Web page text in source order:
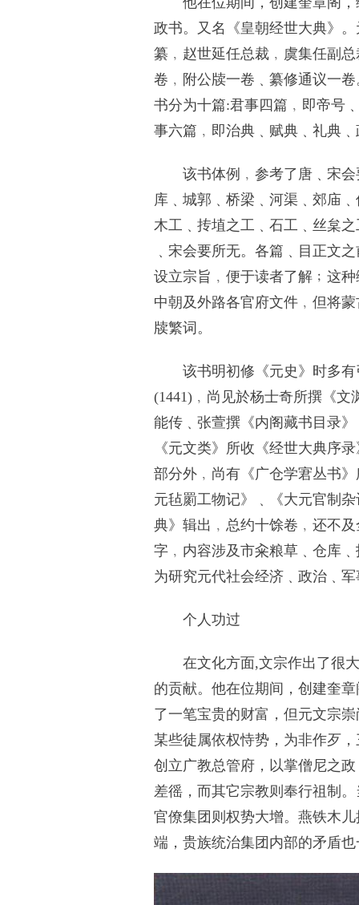
政书。又名《皇朝经世大典》
纂﹐赵世延任总裁﹐虞集任副
卷﹐附公牍一卷﹑纂修通议一
书分为十篇:君事四篇﹐即帝号
事六篇﹐即治典﹑赋典﹑礼典
该书体例﹐参考了唐﹑宋会
库﹑城郭﹑桥梁﹑河渠﹑郊庙
木工﹑抟埴之工﹑石工﹑丝枲
﹑宋会要所无。各篇﹑目正文
设立宗旨﹐便于读者了解﹔这
中朝及外路各官府文件﹐但将
牍繁词。
该书明初修《元史》时多有
(1441)﹐尚见於杨士奇所撰《文
能传﹑张萱撰《内阁藏书目录
《元文类》所收《经世大典序
部分外﹐尚有《广仓学宭丛书
元毡罽工物记》﹑《大元官制
典》辑出﹐总约十馀卷﹐还不
字﹐内容涉及市籴粮草﹑仓库
为研究元代社会经济﹑政治﹑
个人功过
在文化方面,文宗作出了很大
的贡献。他在位期间，创建奎
了一笔宝贵的财富，但元文宗
某些徒属依权恃势，为非作歹
创立广教总管府，以掌僧尼之
差徭，而其它宗教则奉行祖制
官僚集团则权势大增。燕铁木
端，贵族统治集团内部的矛盾